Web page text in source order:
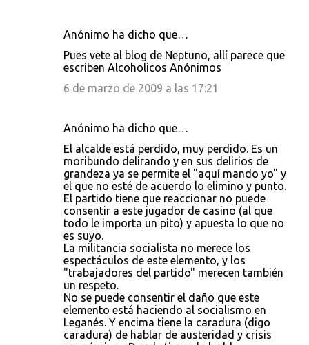
Anónimo ha dicho que…
Pues vete al blog de Neptuno, allí parece que
escriben Alcoholicos Anónimos
6 de marzo de 2009 a las 17:21
Anónimo ha dicho que…
El alcalde está perdido, muy perdido. Es un
moribundo delirando y en sus delirios de
grandeza ya se permite el "aquí mando yo" y
el que no esté de acuerdo lo elimino y punto.
El partido tiene que reaccionar no puede
consentir a este jugador de casino (al que
todo le importa un pito) y apuesta lo que no
es suyo.
La militancia socialista no merece los
espectáculos de este elemento, y los
"trabajadores del partido" merecen también
un respeto.
No se puede consentir el daño que este
elemento está haciendo al socialismo en
Leganés. Y encima tiene la caradura (digo
caradura) de hablar de austeridad y crisis